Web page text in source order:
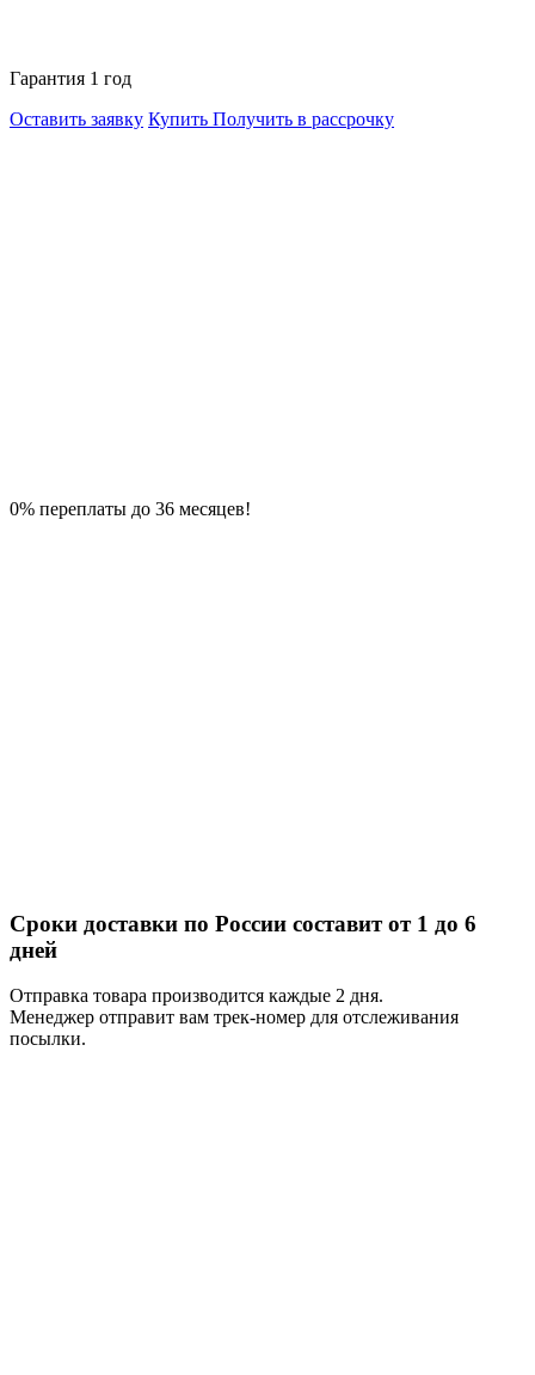
Гарантия 1 год
Оставить заявку Купить Получить в рассрочку
0% переплаты до 36 месяцев!
Сроки доставки по России составит от 1 до 6
дней
Отправка товара производится каждые 2 дня.
Менеджер отправит вам трек-номер для отслеживания
посылки.